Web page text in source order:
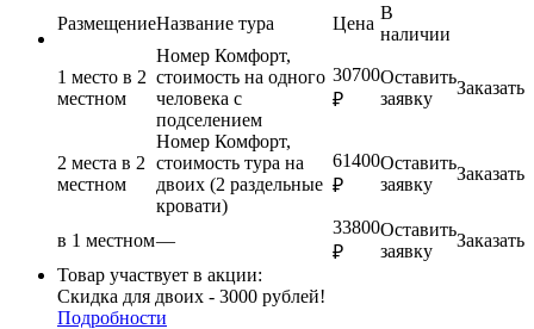
РазмещениеНазвание тура Цена
В
наличии
1 место в 2
местном
Номер Комфорт,
стоимость на одного
человека с
подселением
30700
₽
Оставить
заявку
Заказать
2 места в 2
местном
Номер Комфорт,
стоимость тура на
двоих (2 раздельные
кровати)
61400
₽
Оставить
заявку
Заказать
в 1 местном—
33800
₽
Оставить
заявку
Заказать
Товар участвует в акции:
Скидка для двоих - 3000 рублей!
Подробности